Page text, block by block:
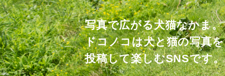
写真で広がる犬猫なかま。
ドコノコは犬と猫の写真を
投稿して楽しむSNSです。